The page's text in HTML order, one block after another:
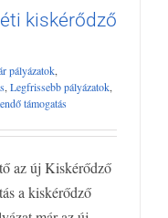
kiskérődző
Finanszírozás
Vissza nem
kiskérődző
pályázatok
Legfrissebb pályázatok
támogatás
az új Kiskérődző
a kiskérődző